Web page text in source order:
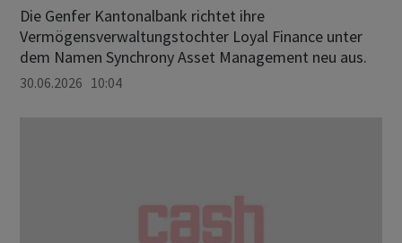
Die Genfer Kantonalbank richtet ihre
Vermögensverwaltungstochter Loyal Finance unter
dem Namen Synchrony Asset Management neu aus.
30.06.2026 10:04